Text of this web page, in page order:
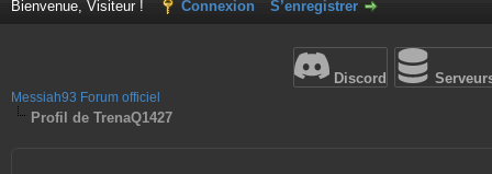
Bienvenue, Visiteur ! Connexion S’enregistrer
Discord
Messiah93 Forum officiel
Profil de TrenaQ1427